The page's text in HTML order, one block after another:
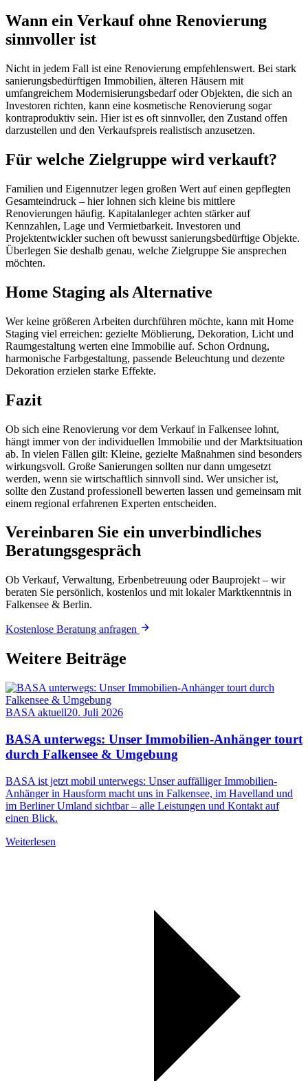
Wann ein Verkauf ohne Renovierung
sinnvoller ist
Nicht in jedem Fall ist eine Renovierung empfehlenswert. Bei stark
sanierungsbedürftigen Immobilien, älteren Häusern mit
umfangreichem Modernisierungsbedarf oder Objekten, die sich an
Investoren richten, kann eine kosmetische Renovierung sogar
kontraproduktiv sein. Hier ist es oft sinnvoller, den Zustand offen
darzustellen und den Verkaufspreis realistisch anzusetzen.
Für welche Zielgruppe wird verkauft?
Familien und Eigennutzer legen großen Wert auf einen gepflegten
Gesamteindruck – hier lohnen sich kleine bis mittlere
Renovierungen häufig. Kapitalanleger achten stärker auf
Kennzahlen, Lage und Vermietbarkeit. Investoren und
Projektentwickler suchen oft bewusst sanierungsbedürftige Objekte.
Überlegen Sie deshalb genau, welche Zielgruppe Sie ansprechen
möchten.
Home Staging als Alternative
Wer keine größeren Arbeiten durchführen möchte, kann mit Home
Staging viel erreichen: gezielte Möblierung, Dekoration, Licht und
Raumgestaltung werten eine Immobilie auf. Schon Ordnung,
harmonische Farbgestaltung, passende Beleuchtung und dezente
Dekoration erzielen starke Effekte.
Fazit
Ob sich eine Renovierung vor dem Verkauf in Falkensee lohnt,
hängt immer von der individuellen Immobilie und der Marktsituation
ab. In vielen Fällen gilt: Kleine, gezielte Maßnahmen sind besonders
wirkungsvoll. Große Sanierungen sollten nur dann umgesetzt
werden, wenn sie wirtschaftlich sinnvoll sind. Wer unsicher ist,
sollte den Zustand professionell bewerten lassen und gemeinsam mit
einem regional erfahrenen Experten entscheiden.
Vereinbaren Sie ein unverbindliches
Beratungsgespräch
Ob Verkauf, Verwaltung, Erbenbetreuung oder Bauprojekt – wir
beraten Sie persönlich, kostenlos und mit lokaler Marktkenntnis in
Falkensee & Berlin.
Kostenlose Beratung anfragen
Weitere Beiträge
BASA aktuell20. Juli 2026
BASA unterwegs: Unser Immobilien-Anhänger tourt
durch Falkensee & Umgebung
BASA ist jetzt mobil unterwegs: Unser auffälliger Immobilien-
Anhänger in Hausform macht uns in Falkensee, im Havelland und
im Berliner Umland sichtbar – alle Leistungen und Kontakt auf
einen Blick.
Weiterlesen